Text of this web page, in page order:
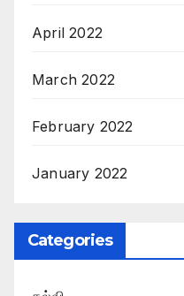
April 2022
March 2022
February 2022
January 2022
Categories